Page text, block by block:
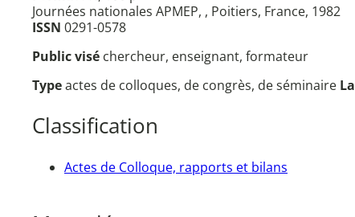
Journées nationales APMEP, , Poitiers, France, 1982
ISSN 0291-0578
Public visé chercheur, enseignant, formateur
Typeactes de colloques, de congrès, de séminaire
Classification
Actes de Colloque, rapports et bilans